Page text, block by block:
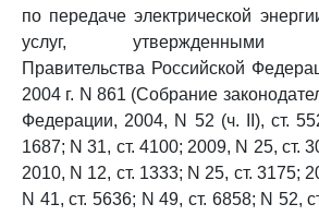
по передаче электрической
услуг, утвержденными
Правительства Российской
2004 г. N 861 (Собрание
Федерации, 2004, N 52 (ч. II), ст.
1687; N 31, ст. 4100; 2009, N 25, ст.
2010, N 12, ст. 1333; N 25, ст. 3175;
N 41, ст. 5636; N 49, ст. 6858; N 52,